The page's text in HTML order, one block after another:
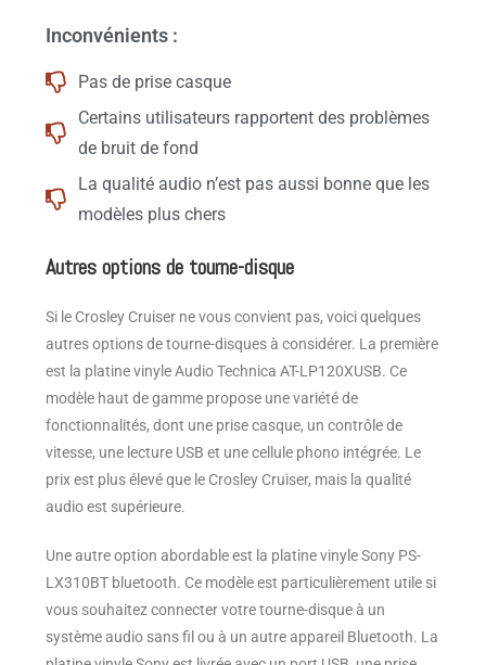
Inconvénients :
Pas de prise casque
Certains utilisateurs rapportent des problèmes
de bruit de fond
La qualité audio n’est pas aussi bonne que les
modèles plus chers
Autres options de tourne-disque
Si le Crosley Cruiser ne vous convient pas, voici quelques
autres options de tourne-disques à considérer. La première
est la platine vinyle Audio Technica AT-LP120XUSB. Ce
modèle haut de gamme propose une variété de
fonctionnalités, dont une prise casque, un contrôle de
vitesse, une lecture USB et une cellule phono intégrée. Le
prix est plus élevé que le Crosley Cruiser, mais la qualité
audio est supérieure.
Une autre option abordable est la platine vinyle Sony PS-
LX310BT bluetooth. Ce modèle est particulièrement utile si
vous souhaitez connecter votre tourne-disque à un
système audio sans fil ou à un autre appareil Bluetooth. La